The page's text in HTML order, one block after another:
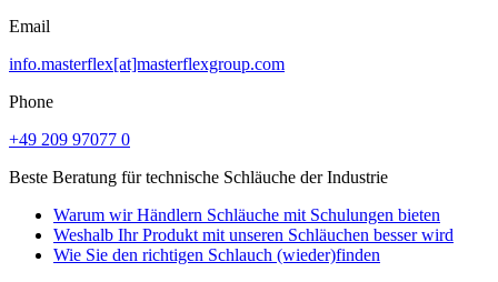
Email
info.masterflex[at]masterflexgroup.com
Phone
+49 209 97077 0
Beste Beratung für technische Schläuche der Industrie
Warum wir Händlern Schläuche mit Schulungen bieten
Weshalb Ihr Produkt mit unseren Schläuchen besser wird
Wie Sie den richtigen Schlauch (wieder)finden